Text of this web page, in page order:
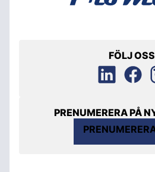
FÖLJ
PRENUMERERA PÅ